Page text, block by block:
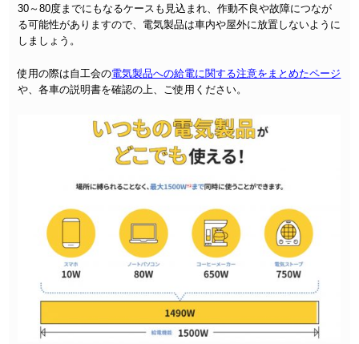
30～80度までにもなるケースも見込まれ、作動不良や故障につなが
る可能性がありますので、電気製品は車内や屋外に放置しないように
しましょう。
使用の際は自工会の電気製品への給電に関する注意をまとめたページ
や、各車の説明書を確認の上、ご使用ください。